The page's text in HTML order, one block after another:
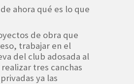
ahora qué es lo que
de obra que
trabajar en el
del club adosada al
tres canchas
ya las